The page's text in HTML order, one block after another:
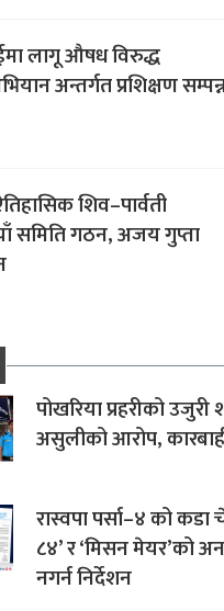
लागू औषध विरुद्ध
अन्तर्गत प्रशिक्षण
शिव–पार्वती
समिति गठन, अजय गुप्ता
पोखरिया प्रहरीको
असुलीको आरोप,
रास्वपा पर्सा–४ को कडा
८४’ र ‘मिसन मेयर’को
नगर्न निर्देशन